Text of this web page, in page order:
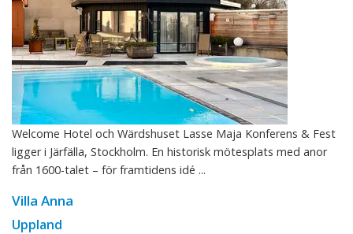
Welcome Hotel och Wärdshuset Lasse Maja Konferens & Fest
ligger i Järfälla, Stockholm. En historisk mötesplats med anor
från 1600-talet – för framtidens idé ...
Villa Anna
Uppland